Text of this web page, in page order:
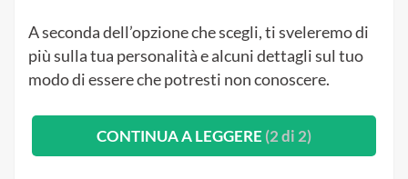
A seconda dell’opzione che scegli, ti sveleremo di
più sulla tua personalità e alcuni dettagli sul tuo
modo di essere che potresti non conoscere.
CONTINUA A LEGGERE (2 di 2)